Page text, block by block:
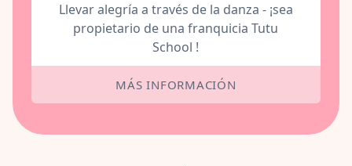
Llevar alegría a través de la danza - ¡sea
propietario de una franquicia Tutu
School !
MÁS INFORMACIÓN